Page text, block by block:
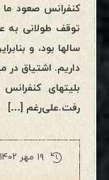
کنفرانس صعود
توقف طولانی به
سالها بود، و
داریم. اشتیاق
بلیتهای
رفت.علی‌رغم […]
۱۹ مهر ۱۴۰۲